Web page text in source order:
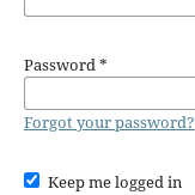
Password*
Forgot your password?
Keep me logged in